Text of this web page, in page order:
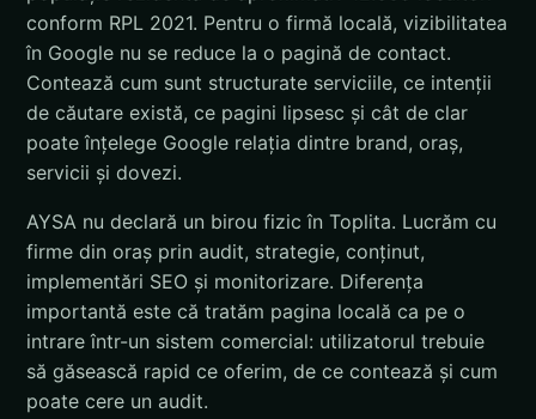
conform RPL 2021. Pentru o firmă locală, vizibilitatea
în Google nu se reduce la o pagină de contact.
Contează cum sunt structurate serviciile, ce intenții
de căutare există, ce pagini lipsesc și cât de clar
poate înțelege Google relația dintre brand, oraș,
servicii și dovezi.
AYSA nu declară un birou fizic în Toplita. Lucrăm cu
firme din oraș prin audit, strategie, conținut,
implementări SEO și monitorizare. Diferența
importantă este că tratăm pagina locală ca pe o
intrare într-un sistem comercial: utilizatorul trebuie
să găsească rapid ce oferim, de ce contează și cum
poate cere un audit.